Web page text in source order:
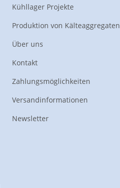
Kühllager Projekte
Produktion von Kälteaggregaten
Über uns
Kontakt
Zahlungsmöglichkeiten
Versandinformationen
Newsletter